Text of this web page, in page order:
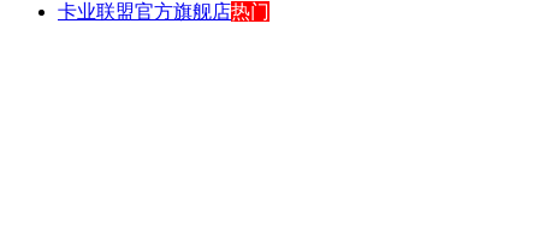
卡业联盟官方旗舰店热门